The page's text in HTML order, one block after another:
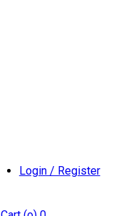
Login / Register